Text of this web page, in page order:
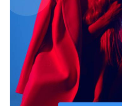
Pet Haber
Türkiye'nin